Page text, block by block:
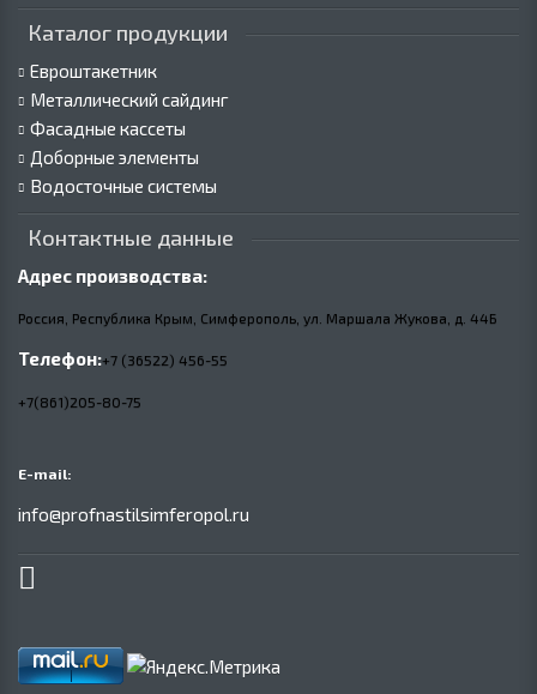
Каталог продукции
Евроштакетник
Металлический сайдинг
Фасадные кассеты
Доборные элементы
Водосточные системы
Контактные данные
Адрес производства:
Россия, Республика Крым, Симферополь, ул. Маршала Жукова, д. 44Б
Телефон:+7 (36522) 456-55
+7(861)205-80-75
E-mail:
info@profnastilsimferopol.ru